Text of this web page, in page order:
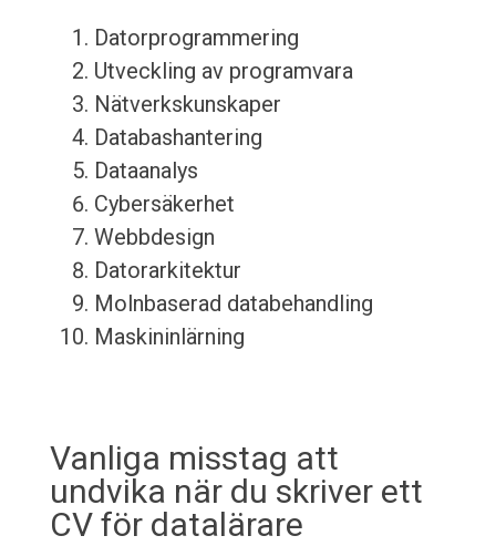
Datorprogrammering
Utveckling av programvara
Nätverkskunskaper
Databashantering
Dataanalys
Cybersäkerhet
Webbdesign
Datorarkitektur
Molnbaserad databehandling
Maskininlärning
Vanliga misstag att
undvika när du skriver ett
CV för datalärare